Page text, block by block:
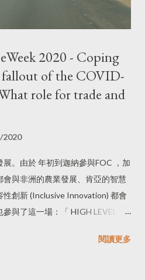
2020 - Coping
of the COVID-
role for trade and
2020
。由於 年初到迦納參與FOC ，加
會與非洲的農業發展、肯亞的智慧
創新 (Inclusive Innovation) 都會
與了這一場：「 HIGH LEVEL
role for trade and digital
閱讀更多